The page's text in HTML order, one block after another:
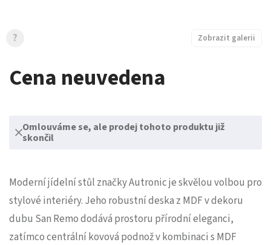
Cena neuvedena
Omlouváme se, ale prodej tohoto produktu již
skončil
Zobrazit galerii
?
Moderní jídelní stůl značky Autronic je skvělou volbou pro
stylové interiéry. Jeho robustní deska z MDF v dekoru
dubu San Remo dodává prostoru přírodní eleganci,
zatímco centrální kovová podnož v kombinaci s MDF